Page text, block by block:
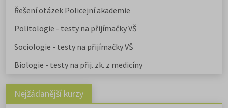
Řešení otázek Policejní akademie
Politologie - testy na přijímačky VŠ
Sociologie - testy na přijímačky VŠ
Biologie - testy na přij. zk. z medicíny
Nejžádanější kurzy